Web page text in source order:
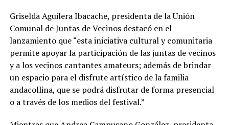
Griselda Aguilera Ibacache, presidenta de la Unión
Comunal de Juntas de Vecinos destacó en el
lanzamiento que “esta iniciativa cultural y comunitaria
permite apoyar la participación de las juntas de vecinos
y a los vecinos cantantes amateurs; además de brindar
un espacio para el disfrute artístico de la familia
andacollina, que se podrá disfrutar de forma presencial
o a través de los medios del festival.”